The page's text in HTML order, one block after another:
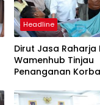
Headline
Dirut Jasa Raharja
Wamenhub Tinjau
Penanganan
Surabaya